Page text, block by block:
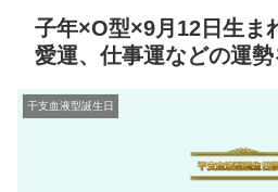
子年×O型×9月12日生ま
愛運、仕事運などの運勢
干支血液型誕生日